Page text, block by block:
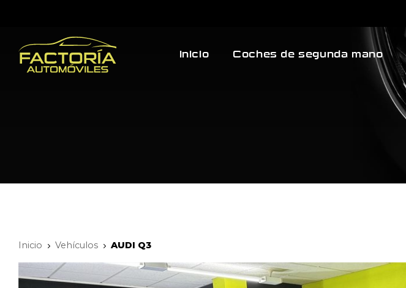
Inicio Coches de segunda mano
Inicio Vehículos AUDI Q3